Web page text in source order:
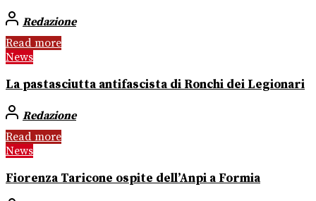
Redazione
Read more
News
La pastasciutta antifascista di Ronchi dei Legionari
Redazione
Read more
News
Fiorenza Taricone ospite dell’Anpi a Formia